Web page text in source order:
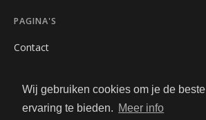
Wij gebruiken cookies om je de beste
ervaring te bieden. Meer info
PAGINA'S
Contact
Algemene Voorwaarden